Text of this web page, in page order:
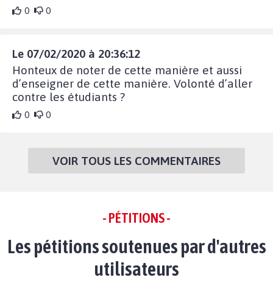
0 0
Le 07/02/2020 à 20:36:12
Honteux de noter de cette manière et aussi
d’enseigner de cette manière. Volonté d’aller
contre les étudiants ?
0 0
VOIR TOUS LES COMMENTAIRES
- PÉTITIONS -
Les pétitions soutenues par d'autres
utilisateurs